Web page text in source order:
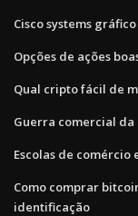
Cisco systems
Opções de ações
Qual cripto fácil de
Guerra comercial da
Escolas de comércio
Como comprar
identificação